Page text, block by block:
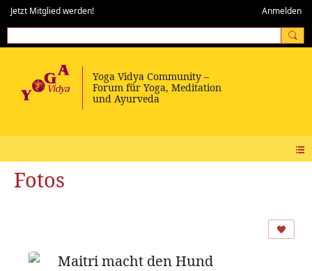
Jetzt Mitglied werden! Anmelden
Fotos
Maitri macht den Hund